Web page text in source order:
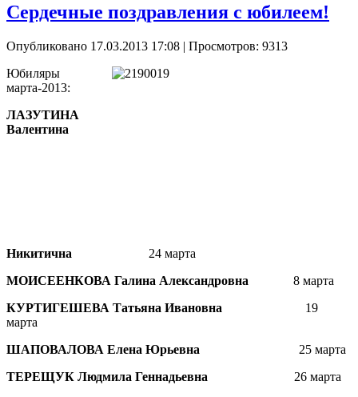
Сердечные поздравления с юбилеем!
Опубликовано 17.03.2013 17:08 | Просмотров: 9313
Юбиляры
марта-2013:
ЛАЗУТИНА
Валентина
Никитична 24 марта
МОИСЕЕНКОВА Галина Александровна 8 марта
КУРТИГЕШЕВА Татьяна Ивановна 19
марта
ШАПОВАЛОВА Елена Юрьевна
25 марта
ТЕРЕЩУК Людмила Геннадьевна 26 марта